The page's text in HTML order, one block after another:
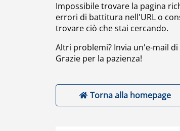
Impossibile trovare la pagina
errori di battitura nell'URL o
trovare ciò che stai cercando.
Altri problemi? Invia un'e-mail
Grazie per la pazienza!
Torna alla homepage